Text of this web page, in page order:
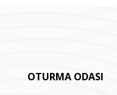
OTURMA ODASI